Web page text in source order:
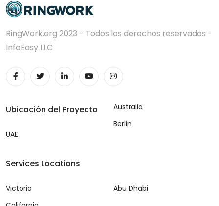
RingWork.org 2023 - Todos los derechos reservados -
InfoEasy LLC
Ubicación del Proyecto
UAE
Australia
Berlin
Services Locations
Victoria
Abu Dhabi